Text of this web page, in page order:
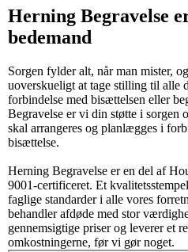
Herning Begravelse
bedemand
Sorgen fylder alt, når man mister,
uoverskueligt at tage stilling til alle
forbindelse med bisættelsen eller
Begravelse er vi din støtte i sorgen
skal arrangeres og planlægges i
bisættelse.
Herning Begravelse er en del af
9001-certificeret. Et
faglige standarder i alle vores
behandler afdøde med stor
gennemsigtige priser og leverer et
omkostningerne, før vi gør noget.